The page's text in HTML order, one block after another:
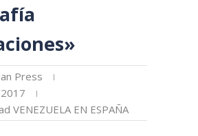
Press
VENEZUELA EN ESPAÑA